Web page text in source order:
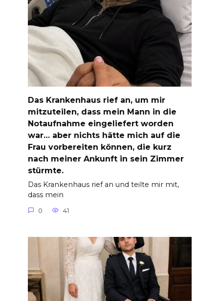
Das Krankenhaus rief an, um mir
mitzuteilen, dass mein Mann in die
Notaufnahme eingeliefert worden
war… aber nichts hätte mich auf die
Frau vorbereiten können, die kurz
nach meiner Ankunft in sein Zimmer
stürmte.
Das Krankenhaus rief an und teilte mir mit,
dass mein
0 41